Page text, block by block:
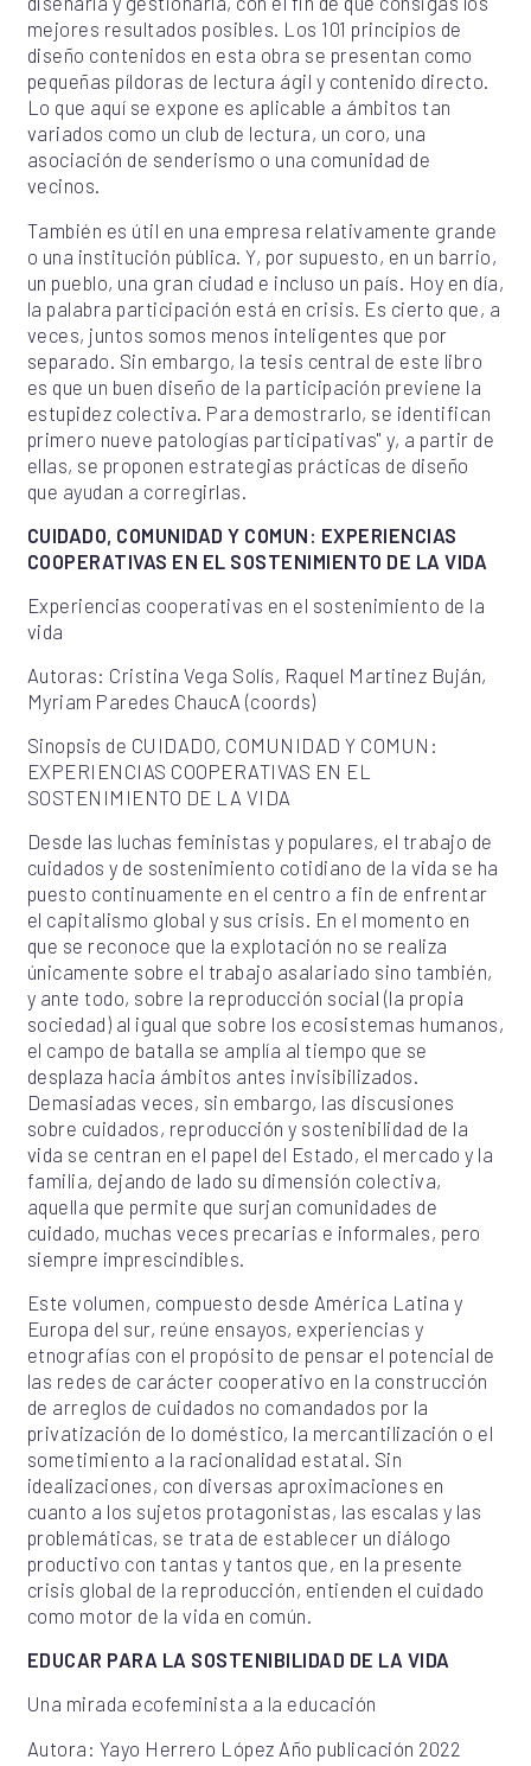
mejores resultados posibles. Los 101 principios de
diseño contenidos en esta obra se presentan como
pequeñas píldoras de lectura ágil y contenido directo.
Lo que aquí se expone es aplicable a ámbitos tan
variados como un club de lectura, un coro, una
asociación de senderismo o una comunidad de
vecinos.
También es útil en una empresa relativamente grande
o una institución pública. Y, por supuesto, en un barrio,
un pueblo, una gran ciudad e incluso un país. Hoy en día,
la palabra participación está en crisis. Es cierto que, a
veces, juntos somos menos inteligentes que por
separado. Sin embargo, la tesis central de este libro
es que un buen diseño de la participación previene la
estupidez colectiva. Para demostrarlo, se identifican
primero nueve patologías participativas" y, a partir de
ellas, se proponen estrategias prácticas de diseño
que ayudan a corregirlas.
CUIDADO, COMUNIDAD Y COMUN: EXPERIENCIAS
COOPERATIVAS EN EL SOSTENIMIENTO DE LA VIDA
Experiencias cooperativas en el sostenimiento de la
vida
Autoras: Cristina Vega Solís, Raquel Martinez Buján,
Myriam Paredes ChaucA (coords)
Sinopsis de CUIDADO, COMUNIDAD Y COMUN:
EXPERIENCIAS COOPERATIVAS EN EL
SOSTENIMIENTO DE LA VIDA
Desde las luchas feministas y populares, el trabajo de
cuidados y de sostenimiento cotidiano de la vida se ha
puesto continuamente en el centro a fin de enfrentar
el capitalismo global y sus crisis. En el momento en
que se reconoce que la explotación no se realiza
únicamente sobre el trabajo asalariado sino también,
y ante todo, sobre la reproducción social (la propia
sociedad) al igual que sobre los ecosistemas humanos,
el campo de batalla se amplía al tiempo que se
desplaza hacia ámbitos antes invisibilizados.
Demasiadas veces, sin embargo, las discusiones
sobre cuidados, reproducción y sostenibilidad de la
vida se centran en el papel del Estado, el mercado y la
familia, dejando de lado su dimensión colectiva,
aquella que permite que surjan comunidades de
cuidado, muchas veces precarias e informales, pero
siempre imprescindibles.
Este volumen, compuesto desde América Latina y
Europa del sur, reúne ensayos, experiencias y
etnografías con el propósito de pensar el potencial de
las redes de carácter cooperativo en la construcción
de arreglos de cuidados no comandados por la
privatización de lo doméstico, la mercantilización o el
sometimiento a la racionalidad estatal. Sin
idealizaciones, con diversas aproximaciones en
cuanto a los sujetos protagonistas, las escalas y las
problemáticas, se trata de establecer un diálogo
productivo con tantas y tantos que, en la presente
crisis global de la reproducción, entienden el cuidado
como motor de la vida en común.
EDUCAR PARA LA SOSTENIBILIDAD DE LA VIDA
Una mirada ecofeminista a la educación
Autora: Yayo Herrero López Año publicación 2022